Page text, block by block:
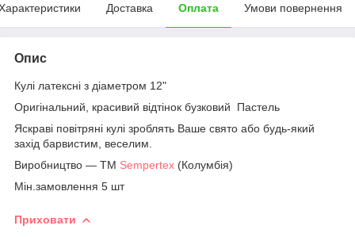
Доставка Оплата Умови повернення
Опис
Кулі латексні з діаметром 12"
Оригінальний, красивий відтінок бузковий Пастель
Яскраві повітряні кулі зроблять Ваше свято або будь-який
захід барвистим, веселим.
Виробництво — ТМ Sempertex (Колумбія)
Мін.замовлення 5 шт
Приховати